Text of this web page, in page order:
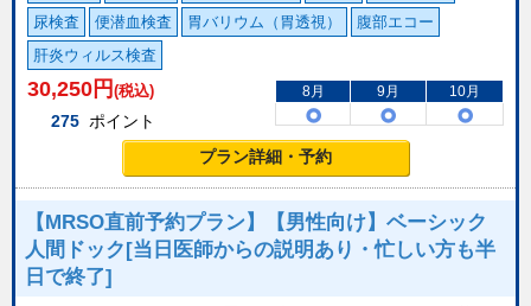
尿検査
便潜血検査 胃バリウム（胃透視）
腹部エコー
肝炎ウィルス検査
30,250 円 (税込)
275 ポイント
8月 9月 10月
プラン詳細・予約
【MRSO直前予約プラン】【男性向け】ベーシック
人間ドック[当日医師からの説明あり・忙しい方も半
日で終了]